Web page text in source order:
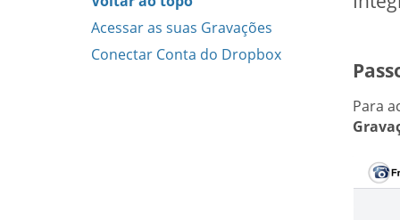
Acessar as suas Gravações
Conectar Conta do Dropbox
Para